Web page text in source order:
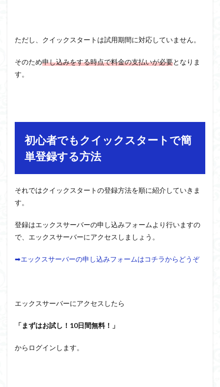
ただし、クイックスタートは試用期間に対応していません。
そのため申し込みをする時点で料金の支払いが必要となりま
す。
初心者でもクイックスタートで簡
単登録する方法
それではクイックスタートの登録方法を順に紹介していきま
す。
登録はエックスサーバーの申し込みフォームより行いますの
で、エックスサーバーにアクセスしましょう。
➡エックスサーバーの申し込みフォームはコチラからどうぞ
エックスサーバーにアクセスしたら
「まずはお試し！10日間無料！」
からログインします。